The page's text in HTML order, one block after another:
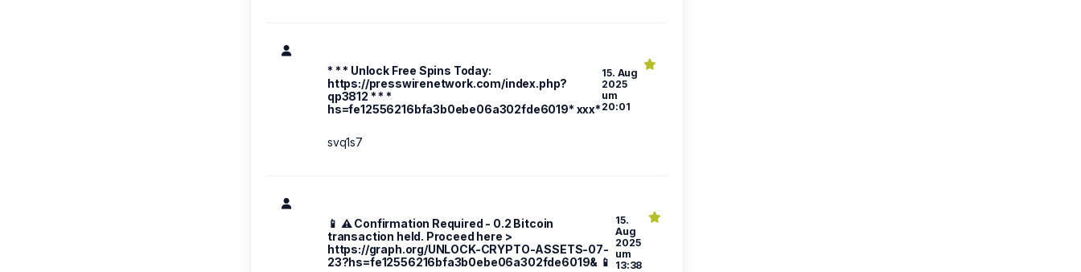
* * * Unlock Free Spins Today:
https://presswirenetwork.com/index.php?
qp3812 * * *
hs=fe12556216bfa3b0ebe06a302fde6019* ххх*
15. Aug
2025
um
20:01
svq1s7
📱 ⚠️ Confirmation Required - 0.2 Bitcoin
transaction held. Proceed here >
https://graph.org/UNLOCK-CRYPTO-ASSETS-07-
23?hs=fe12556216bfa3b0ebe06a302fde6019& 📱
15.
Aug
2025
um
13:38